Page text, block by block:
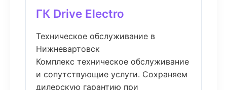
ГК Drive Electro
Техническое обслуживание в
Нижневартовск
Комплекс техническое обслуживание
и сопутствующие услуги. Сохраняем
дилерскую гарантию при